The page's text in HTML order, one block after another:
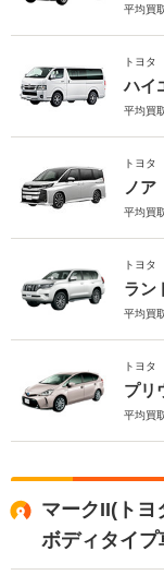
平均買
トヨタ
ハイ
平均買
トヨタ
ノア
平均買
トヨタ
ラン
平均買
トヨタ
プリ
平均買
マークII(トヨ
ボディタイ